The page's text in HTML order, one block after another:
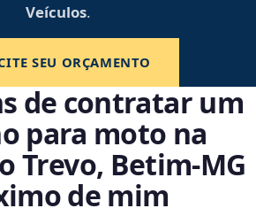
Veículos.
SEU ORÇAMENTO
de contratar um
para moto na
Trevo, Betim‑MG
de mim